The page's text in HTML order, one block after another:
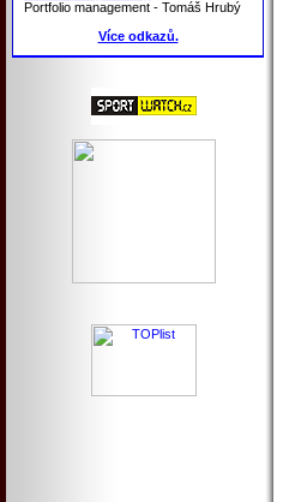
Portfolio management - Tomáš Hrubý
Více odkazů.